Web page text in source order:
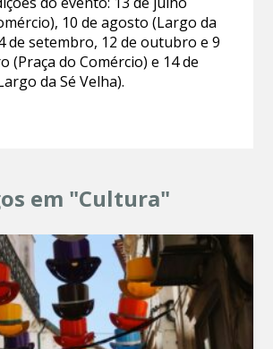
10 de agosto (Largo da
de setembro, 12 de outubro e 9
(Praça do Comércio) e 14 de
da Sé Velha).
em "Cultura"